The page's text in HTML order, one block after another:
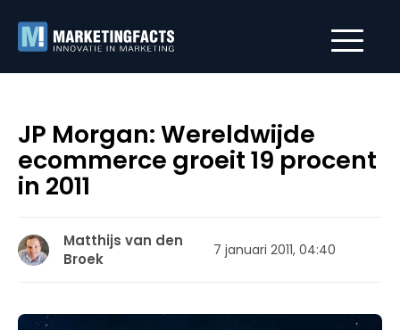
JP Morgan: Wereldwijde
ecommerce groeit 19 procent
in 2011
Matthijs van den
Broek
7 januari 2011, 04:40